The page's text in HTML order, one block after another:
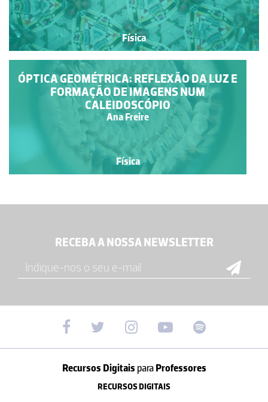
Física
ÓPTICA GEOMÉTRICA: REFLEXÃO DA LUZ E
FORMAÇÃO DE IMAGENS NUM
CALEIDOSCÓPIO
Ana Freire
Física
RECEBA A NOSSA NEWSLETTER
Recursos Digitais paraProfessores
RECURSOS DIGITAIS